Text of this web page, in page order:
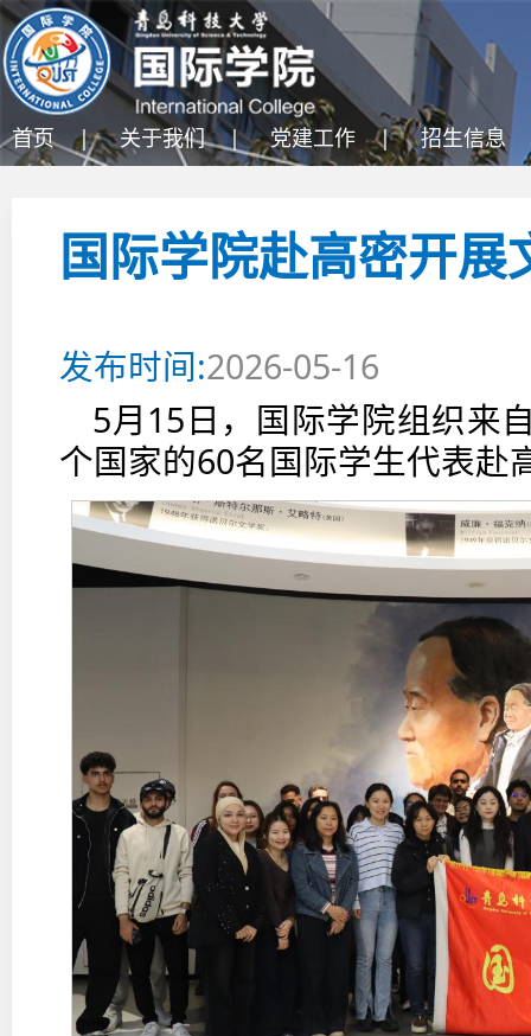
首页 | 关于我们 | 党建工作 | 招生信息
国际学院赴高密开展
发布时间:2026-05-16
5月15日，国际学院组织来
个国家的60名国际学生代表赴